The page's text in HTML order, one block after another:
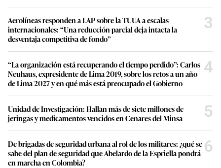
Aerolíneas responden a LAP sobre la TUUA a escalas
internacionales: “Una reducción parcial deja intacta la
desventaja competitiva de fondo”
3
“La organización está recuperando el tiempo perdido”: Carlos
Neuhaus, expresidente de Lima 2019, sobre los retos a un año
de Lima 2027 y en qué más está preocupado el Gobierno
4
Unidad de Investigación: Hallan más de siete millones de
jeringas y medicamentos vencidos en Cenares del Minsa
5
De brigadas de seguridad urbana al rol de los militares: ¿qué se
sabe del plan de seguridad que Abelardo de la Espriella pondrá
en marcha en Colombia?
6